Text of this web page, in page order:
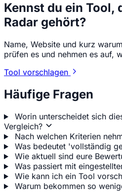
Kennst du ein Tool,
Radar gehört?
Name, Website und kurz
prüfen es und nehmen es auf,
Tool vorschlagen
Häufige Fragen
Worin unterscheidet sich
Vergleich?
Nach welchen Kriterien
Was bedeutet 'vollständig
Wie aktuell sind eure
Was passiert mit
Wie kann ich ein Tool
Warum bekommen so